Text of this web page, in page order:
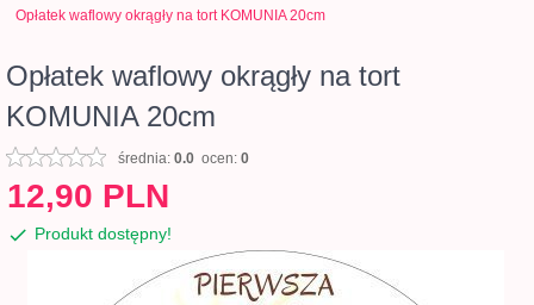
Opłatek waflowy okrągły na tort KOMUNIA 20cm
Opłatek waflowy okrągły na tort
KOMUNIA 20cm
średnia: 0.0 ocen: 0
12,90 PLN
Produkt dostępny!